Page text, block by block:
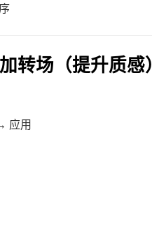
转场（提升质感）
应用